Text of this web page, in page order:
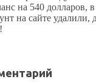
на 540 долларов,
на сайте удалили,